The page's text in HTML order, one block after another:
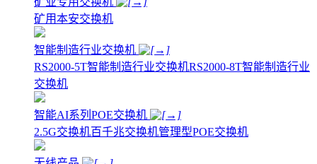
矿用本安交换机
智能制造行业交换机
RS2000-5T智能制造行业交换机RS2000-8T智能制造行业
交换机
智能AI系列POE交换机
2.5G交换机百千兆交换机管理型POE交换机